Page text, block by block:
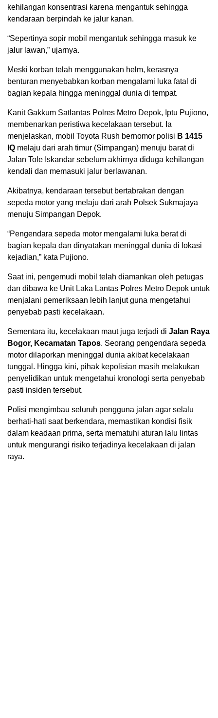
kehilangan konsentrasi karena mengantuk sehingga
kendaraan berpindah ke jalur kanan.
“Sepertinya sopir mobil mengantuk sehingga masuk ke
jalur lawan,” ujarnya.
Meski korban telah menggunakan helm, kerasnya
benturan menyebabkan korban mengalami luka fatal di
bagian kepala hingga meninggal dunia di tempat.
Kanit Gakkum Satlantas Polres Metro Depok, Iptu Pujiono,
membenarkan peristiwa kecelakaan tersebut. Ia
menjelaskan, mobil Toyota Rush bernomor polisi B 1415
IQ melaju dari arah timur (Simpangan) menuju barat di
Jalan Tole Iskandar sebelum akhirnya diduga kehilangan
kendali dan memasuki jalur berlawanan.
Akibatnya, kendaraan tersebut bertabrakan dengan
sepeda motor yang melaju dari arah Polsek Sukmajaya
menuju Simpangan Depok.
“Pengendara sepeda motor mengalami luka berat di
bagian kepala dan dinyatakan meninggal dunia di lokasi
kejadian,” kata Pujiono.
Saat ini, pengemudi mobil telah diamankan oleh petugas
dan dibawa ke Unit Laka Lantas Polres Metro Depok untuk
menjalani pemeriksaan lebih lanjut guna mengetahui
penyebab pasti kecelakaan.
Sementara itu, kecelakaan maut juga terjadi di Jalan Raya
Bogor, Kecamatan Tapos. Seorang pengendara sepeda
motor dilaporkan meninggal dunia akibat kecelakaan
tunggal. Hingga kini, pihak kepolisian masih melakukan
penyelidikan untuk mengetahui kronologi serta penyebab
pasti insiden tersebut.
Polisi mengimbau seluruh pengguna jalan agar selalu
berhati-hati saat berkendara, memastikan kondisi fisik
dalam keadaan prima, serta mematuhi aturan lalu lintas
untuk mengurangi risiko terjadinya kecelakaan di jalan
raya.